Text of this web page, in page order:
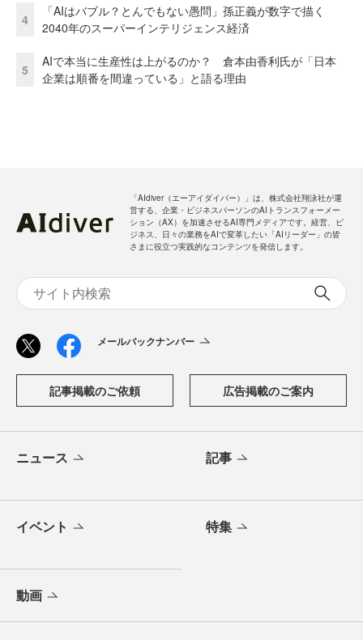
4
「AIはバブル？とんでもない愚問」孫正義が数字で描く
2040年のスーパーインテリジェンス経済
5
AIで本当に生産性は上がるのか？ 倉本由香利氏が「日本
企業は順番を間違っている」と語る理由
「AIdiver（エーアイダイバー）」は、株式会社翔泳社が運
営する、企業・ビジネスパーソンのAIトランスフォーメー
ション（AX）を加速させるAI専門メディアです。経営、ビ
ジネス、日々の業務をAIで変革したい「AIリーダー」の皆
さまに役立つ実践的なコンテンツを発信します。
メールバックナンバー
記事掲載のご依頼 広告掲載のご案内
ニュース 記事
イベント 特集
動画